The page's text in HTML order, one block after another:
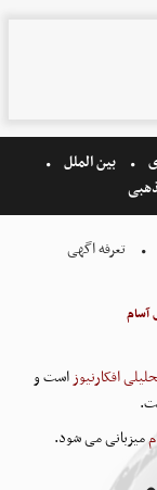
بین الملل
تعرفه اگهی
آسام
افکارنیوزاست و
میزبانی می شود.